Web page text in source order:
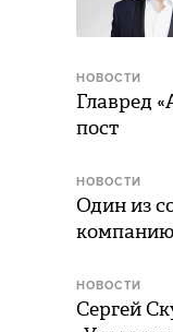
НОВОСТИ
Главред
пост
НОВОСТИ
Один из
НОВОСТИ
Сергей